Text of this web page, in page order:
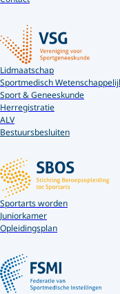
Lidmaatschap
Sportmedisch
Sport & Geneeskunde
Herregistratie
ALV
Bestuursbesluiten
Sportarts worden
Juniorkamer
Opleidingsplan